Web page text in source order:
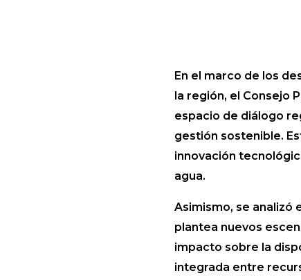
En el marco de los
la región, el Consejo
espacio de diálogo
gestión sostenible.
innovación
agua.
Asimismo, se
plantea nuevos
impacto sobre la
integrada entre